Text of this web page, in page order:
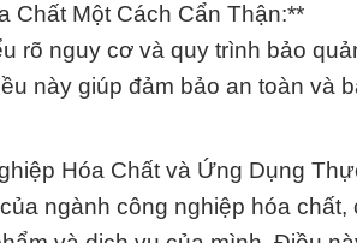
Chất Một Cách Cẩn Thận:**
rõ nguy cơ và quy trình bảo
này giúp đảm bảo an toàn và
Hóa Chất và Ứng Dụng
ngành công nghiệp hóa